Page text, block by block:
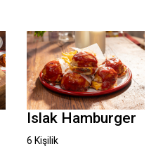
Islak Hamburger
6 Kişilik